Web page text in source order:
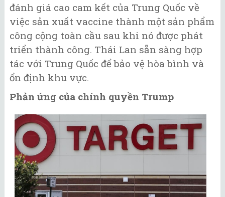
đánh giá cao cam kết của Trung Quốc về
việc sản xuất vaccine thành một sản phẩm
công cộng toàn cầu sau khi nó được phát
triển thành công. Thái Lan sẵn sàng hợp
tác với Trung Quốc để bảo vệ hòa bình và
ổn định khu vực.
Phản ứng của chính quyền Trump